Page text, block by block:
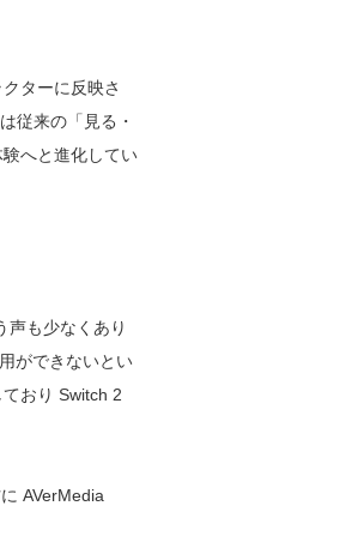
ターに反映さ
従来の「見る・
へと進化してい
声も少なくあり
ができないとい
おり Switch 2
AVerMedia